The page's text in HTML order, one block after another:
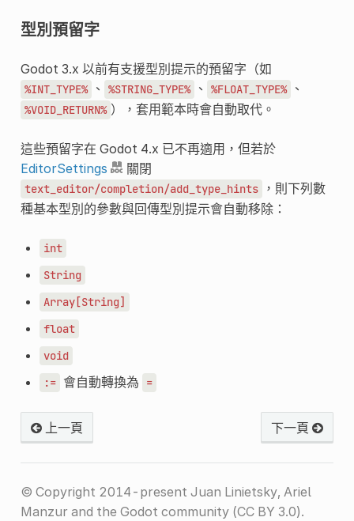
型別預留字
Godot 3.x 以前有支援型別提示的預留字（如
%INT_TYPE% 、 %STRING_TYPE% 、 %FLOAT_TYPE% 、
%VOID_RETURN% ），套用範本時會自動取代。
這些預留字在 Godot 4.x 已不再適用，但若於
EditorSettings
關閉
text_editor/completion/add_type_hints
，則下列數
種基本型別的參數與回傳型別提示會自動移除：
int
String
Array[String]
float
void
:= 會自動轉換為 =
上一頁 下一頁
© Copyright 2014-present Juan Linietsky, Ariel
Manzur and the Godot community (CC BY 3.0).